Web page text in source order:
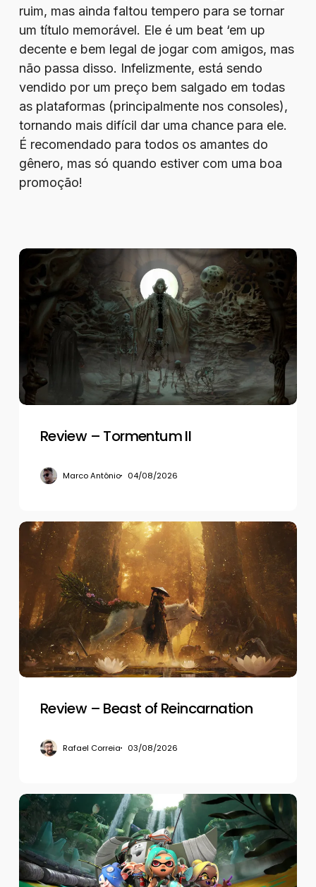
ruim, mas ainda faltou tempero para se tornar
um título memorável. Ele é um beat ‘em up
decente e bem legal de jogar com amigos, mas
não passa disso. Infelizmente, está sendo
vendido por um preço bem salgado em todas
as plataformas (principalmente nos consoles),
tornando mais difícil dar uma chance para ele.
É recomendado para todos os amantes do
gênero, mas só quando estiver com uma boa
promoção!
Review
Tormentum
Review – Tormentum II
Marco Antônio 04/08/2026
Review
–
Beast
Reincarnation
Review – Beast of Reincarnation
Rafael Correia 03/08/2026
Review
–
Splatoon
Raiders